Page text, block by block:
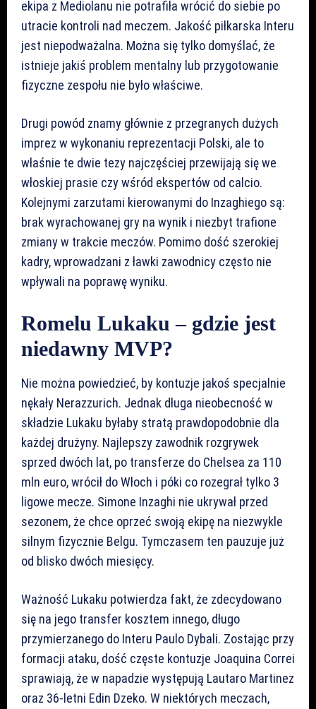
ekipa z Mediolanu nie potrafiła wrócić do siebie po
utracie kontroli nad meczem. Jakość piłkarska Interu
jest niepodważalna. Można się tylko domyślać, że
istnieje jakiś problem mentalny lub przygotowanie
fizyczne zespołu nie było właściwe.
Drugi powód znamy głównie z przegranych dużych
imprez w wykonaniu reprezentacji Polski, ale to
właśnie te dwie tezy najczęściej przewijają się we
włoskiej prasie czy wśród ekspertów od calcio.
Kolejnymi zarzutami kierowanymi do Inzaghiego są:
brak wyrachowanej gry na wynik i niezbyt trafione
zmiany w trakcie meczów. Pomimo dość szerokiej
kadry, wprowadzani z ławki zawodnicy często nie
wpływali na poprawę wyniku.
Romelu Lukaku – gdzie jest
niedawny MVP?
Nie można powiedzieć, by kontuzje jakoś specjalnie
nękały Nerazzurich. Jednak długa nieobecność w
składzie Lukaku byłaby stratą prawdopodobnie dla
każdej drużyny. Najlepszy zawodnik rozgrywek
sprzed dwóch lat, po transferze do Chelsea za 110
mln euro, wrócił do Włoch i póki co rozegrał tylko 3
ligowe mecze. Simone Inzaghi nie ukrywał przed
sezonem, że chce oprzeć swoją ekipę na niezwykle
silnym fizycznie Belgu. Tymczasem ten pauzuje już
od blisko dwóch miesięcy.
Ważność Lukaku potwierdza fakt, że zdecydowano
się na jego transfer kosztem innego, długo
przymierzanego do Interu Paulo Dybali. Zostając przy
formacji ataku, dość częste kontuzje Joaquina Correi
sprawiają, że w napadzie występują Lautaro Martinez
oraz 36-letni Edin Dzeko. W niektórych meczach,